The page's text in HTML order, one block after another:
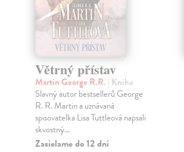
Větrný přístav
Martin George R.R. | Kniha
Slavný autor bestsellerů George
R. R. Martin a uznávaná
spisovatelka Lisa Tuttleová napsali
skvostný...
Zasielame do 12 dní